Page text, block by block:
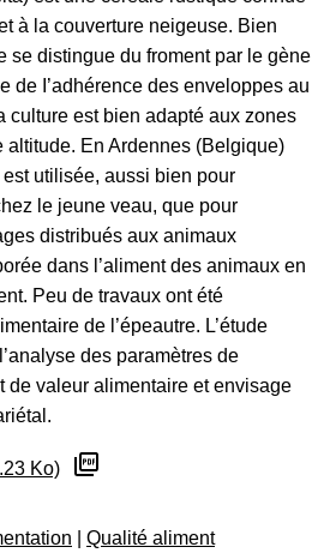
à la couverture neigeuse. Bien
se distingue du froment par le gène
de I’adhérence des enveloppes au
culture est bien adapté aux zones
altitude. En Ardennes (Belgique)
utilisée, aussi bien pour
le jeune veau, que pour
distribués aux animaux
dans l’aliment des animaux en
Peu de travaux ont été
de l’épeautre. L’étude
des paramètres de
de valeur alimentaire et envisage
Ko)
Qualité aliment